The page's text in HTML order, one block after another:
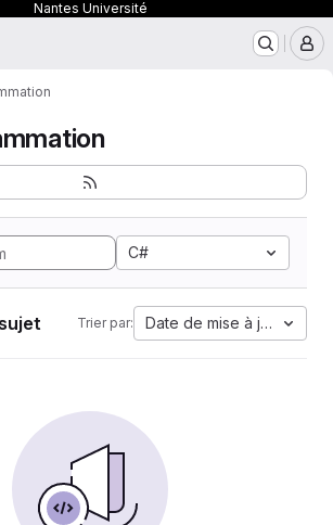
Nantes Université
C#
Trier par: Date de mise à jour